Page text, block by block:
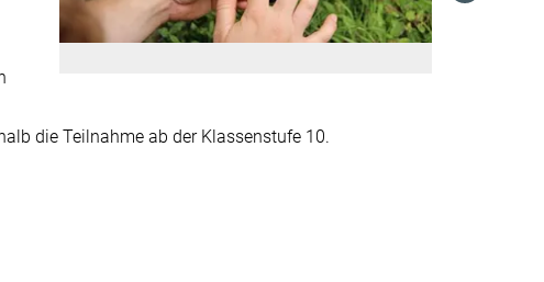
die Teilnahme ab der Klassenstufe 10.